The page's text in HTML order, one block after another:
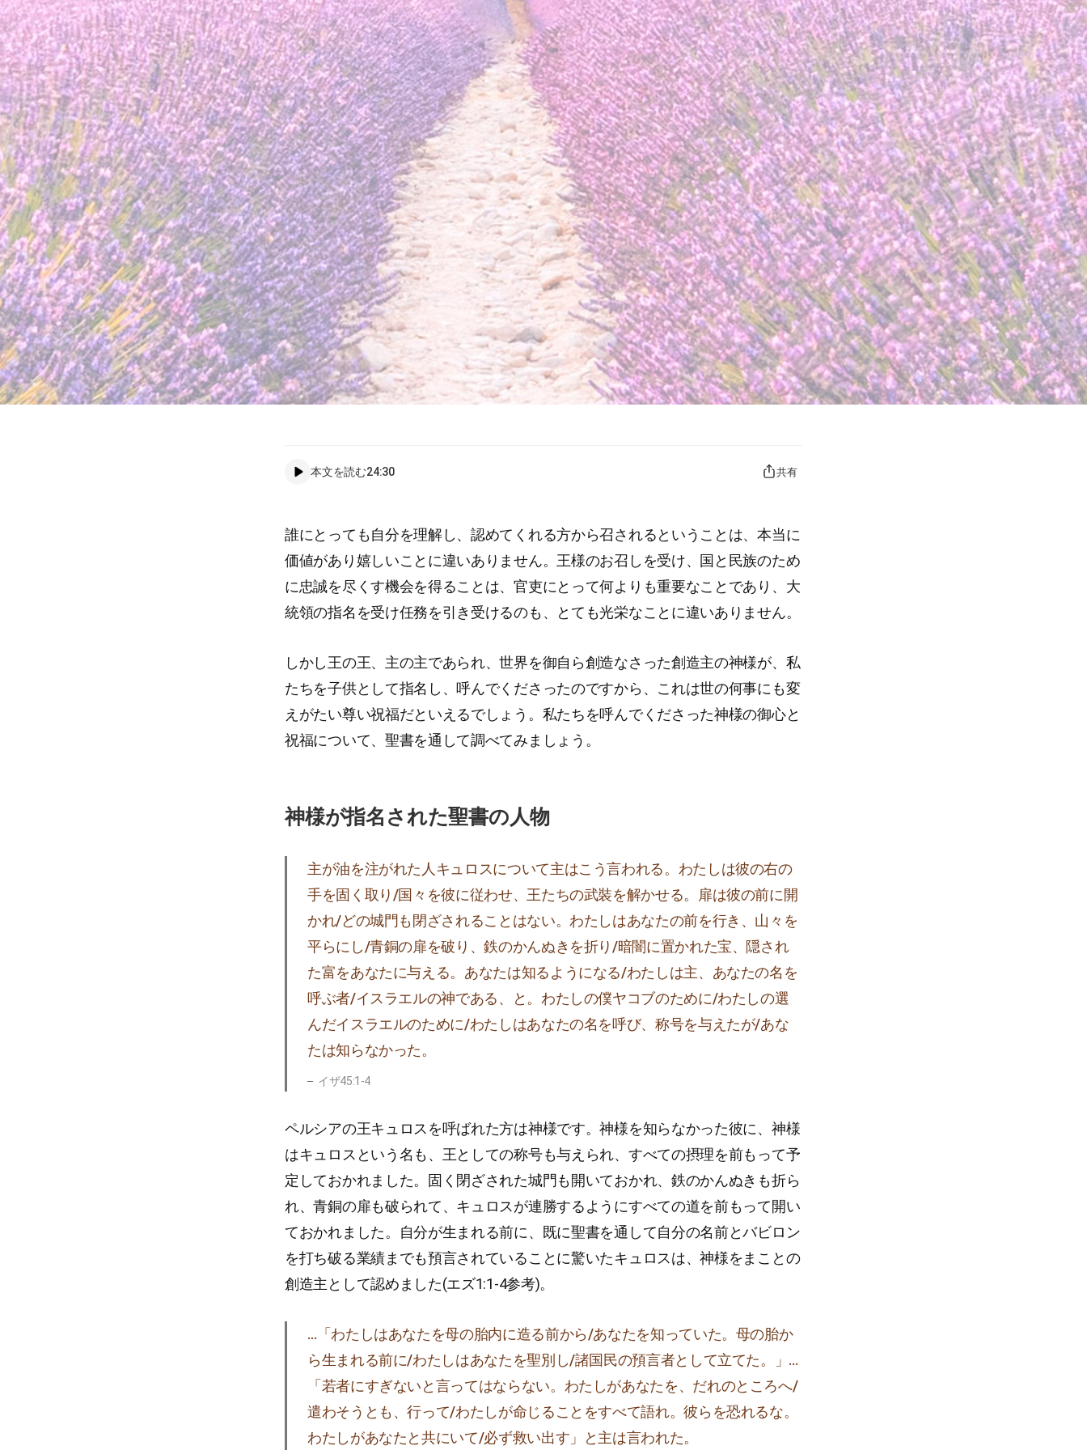
本文を読む24:30 共有
誰にとっても自分を理解し、認めてくれる方から召されるということは、本当に
価値があり嬉しいことに違いありません。王様のお召しを受け、国と民族のため
に忠誠を尽くす機会を得ることは、官吏にとって何よりも重要なことであり、大
統領の指名を受け任務を引き受けるのも、とても光栄なことに違いありません。
しかし王の王、主の主であられ、世界を御自ら創造なさった創造主の神様が、私
たちを子供として指名し、呼んでくださったのですから、これは世の何事にも変
えがたい尊い祝福だといえるでしょう。私たちを呼んでくださった神様の御心と
祝福について、聖書を通して調べてみましょう。
神様が指名された聖書の人物
主が油を注がれた人キュロスについて主はこう言われる。わたしは彼の右の
手を固く取り/国々を彼に従わせ、王たちの武裝を解かせる。扉は彼の前に開
かれ/どの城門も閉ざされることはない。わたしはあなたの前を行き、山々を
平らにし/青銅の扉を破り、鉄のかんぬきを折り/暗闇に置かれた宝、隠され
た富をあなたに与える。あなたは知るようになる/わたしは主、あなたの名を
呼ぶ者/イスラエルの神である、と。わたしの僕ヤコブのために/わたしの選
んだイスラエルのために/わたしはあなたの名を呼び、称号を与えたが/あな
たは知らなかった。
イザ45:1-4
ペルシアの王キュロスを呼ばれた方は神様です。神様を知らなかった彼に、神様
はキュロスという名も、王としての称号も与えられ、すべての摂理を前もって予
定しておかれました。固く閉ざされた城門も開いておかれ、鉄のかんぬきも折ら
れ、青銅の扉も破られて、キュロスが連勝するようにすべての道を前もって開い
ておかれました。自分が生まれる前に、既に聖書を通して自分の名前とバビロン
を打ち破る業績までも預言されていることに驚いたキュロスは、神様をまことの
創造主として認めました(エズ1:1-4参考)。
…「わたしはあなたを母の胎内に造る前から/あなたを知っていた。母の胎か
ら生まれる前に/わたしはあなたを聖別し/諸国民の預言者として立てた。」…
「若者にすぎないと言ってはならない。わたしがあなたを、だれのところへ/
遣わそうとも、行って/わたしが命じることをすべて語れ。彼らを恐れるな。
わたしがあなたと共にいて/必ず救い出す」と主は言われた。